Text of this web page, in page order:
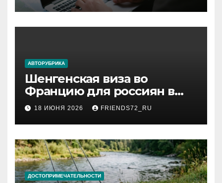
АВТОРУБРИКА
Шенгенская виза во
Францию для россиян в
2026 году: сроки от 3 дней
и список необходимых
документов
18 ИЮНЯ 2026 FRIENDS72_RU
ДОСТОПРИМЕЧАТЕЛЬНОСТИ